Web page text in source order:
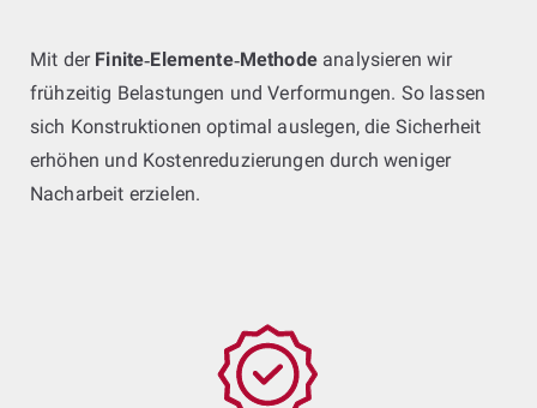
Mit der Finite‑Elemente‑Methodeanalysieren wir
frühzeitig Belastungen und Verformungen. So lassen
sich Konstruktionen optimal auslegen, die Sicherheit
erhöhen und Kostenreduzierungen durch weniger
Nacharbeit erzielen.